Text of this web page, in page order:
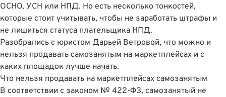
ОСНО, УСН или НПД. Но есть несколько тонкостей,
которые стоит учитывать, чтобы не заработать штрафы и
не лишиться статуса плательщика НПД.
Разобрались с юристом Дарьей Ветровой, что можно и
нельзя продавать самозанятым на маркетплейсах и с
каких площадок лучше начать.
Что нельзя продавать на маркетплейсах самозанятым
В соответствии с законом № 422-ФЗ, самозанятый не